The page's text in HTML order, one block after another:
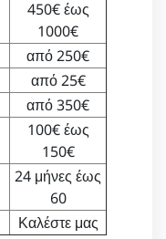
450€ έως
1000€
από 250€
από 25€
από 350€
100€ έως
150€
24 μήνες έως
60
Καλέστε μας